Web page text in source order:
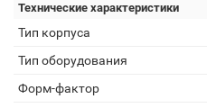
Технические характеристики
Тип корпуса
Тип оборудования
Форм-фактор